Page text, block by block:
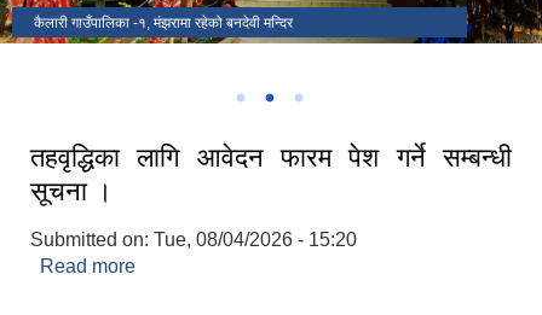
कैलारी गाउँपालिका -१, मंझरामा रहेको बनदेवी मन्दिर
कैलारी गाउँपालिका -९ मा अवस्थित कोइलही ताल
तहवृद्धिका लागि आवेदन फारम पेश गर्ने सम्बन्धी
सूचना ।
Submitted on: Tue, 08/04/2026 - 15:20
Read more